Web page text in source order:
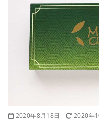
2020年8月18日 2020年